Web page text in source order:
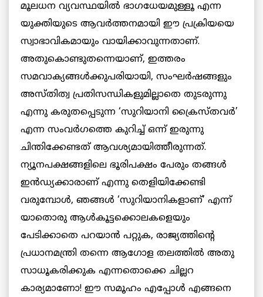
മൂലധന വ്യവസ്ഥയിൽ ഭാഗധേയമുള്ളൂ എന്ന
യുക്തിയുടെ ആവർത്തനമായി ഈ പ്രക്രിയയെ
സ്വാഭാവികമായും വായിക്കാവുന്നതാണ്.
അതുകൊണ്ടുതന്നെയാണ്, ഇത്തരം
സമവാക്യങ്ങൾക്കുപരിയായി, സംഘർഷങ്ങളും
അസ്തിത്വ പ്രതിസന്ധികളുമില്ലാതെ തുടരുന്നു
എന്നു കരുതപ്പെടുന്ന ‘സുറിയാനി ക്രൈസ്തവർ’
എന്ന സംവർഗത്തെ കുറിച്ച് ഒന്ന് ഇരുന്നു
ചിന്തിക്കേണ്ടത് ആവശ്യമായിത്തീരുന്നത്.
ന്യൂനപക്ഷങ്ങളിലെ ഭൂരിപക്ഷം പേരും തങ്ങൾ
ഇൻഡ്യക്കാരാണ് എന്നു തെളിയിക്കേണ്ടി
വരുമ്പോൾ, ഞങ്ങൾ ‘സുറിയാനികളാണ്’ എന്ന്
യാതൊരു ആൾകൂട്ടക്കൊലകളെയും
പേടിക്കാതെ പറയാൻ പറ്റുക, രാജ്യത്തിന്റെ
പ്രധാനമന്ത്രി തന്നെ ആഗോള തലത്തിൽ അതു
സാധൂകരിക്കുക എന്നതൊക്കെ ചില്ലറ
കാര്യമാണോ! ഈ സമൂഹം എപ്പോൾ എങ്ങനെ